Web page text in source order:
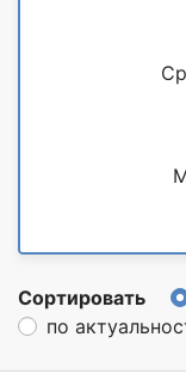
Сортировать
по